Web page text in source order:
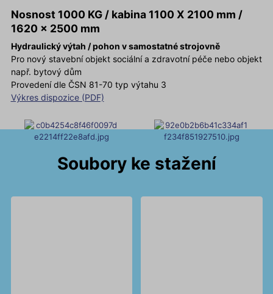
Nosnost 1000 KG / kabina 1100 X 2100 mm /
1620 x 2500 mm
Hydraulický výtah / pohon v samostatné strojovně
Pro nový stavební objekt sociální a zdravotní péče nebo objekt
např. bytový dům
Provedení dle ČSN 81-70 typ výtahu 3
Výkres dispozice (PDF)
Soubory ke stažení